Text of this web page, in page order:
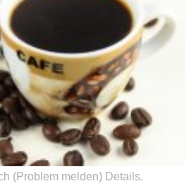
(Problem melden) Details.